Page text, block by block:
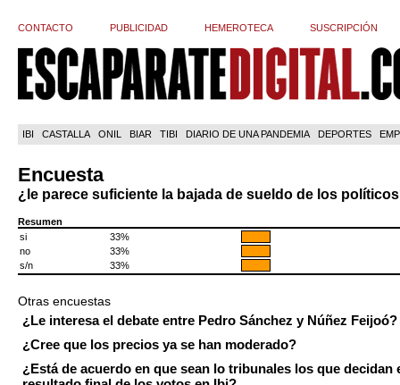
CONTACTO PUBLICIDAD HEMEROTECA SUSCRIPCIÓN
IBI CASTALLA ONIL BIAR TIBI DIARIO DE UNA PANDEMIA DEPORTES
Encuesta
¿le parece suficiente la bajada de sueldo de los
Resumen
si
33%
no
33%
s/n
33%
Otras encuestas
¿Le interesa el debate entre Pedro Sánchez y Núñez Feijoó?
¿Cree que los precios ya se han moderado?
¿Está de acuerdo en que sean lo tribunales los que decidan